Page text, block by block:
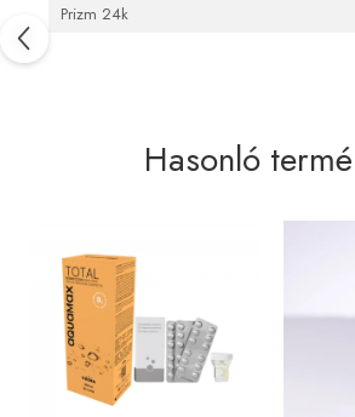
Prizm 24k
Hasonló